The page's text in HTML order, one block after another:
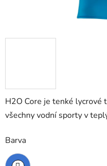
H2O Core je tenké
všechny vodní sporty v
Barva